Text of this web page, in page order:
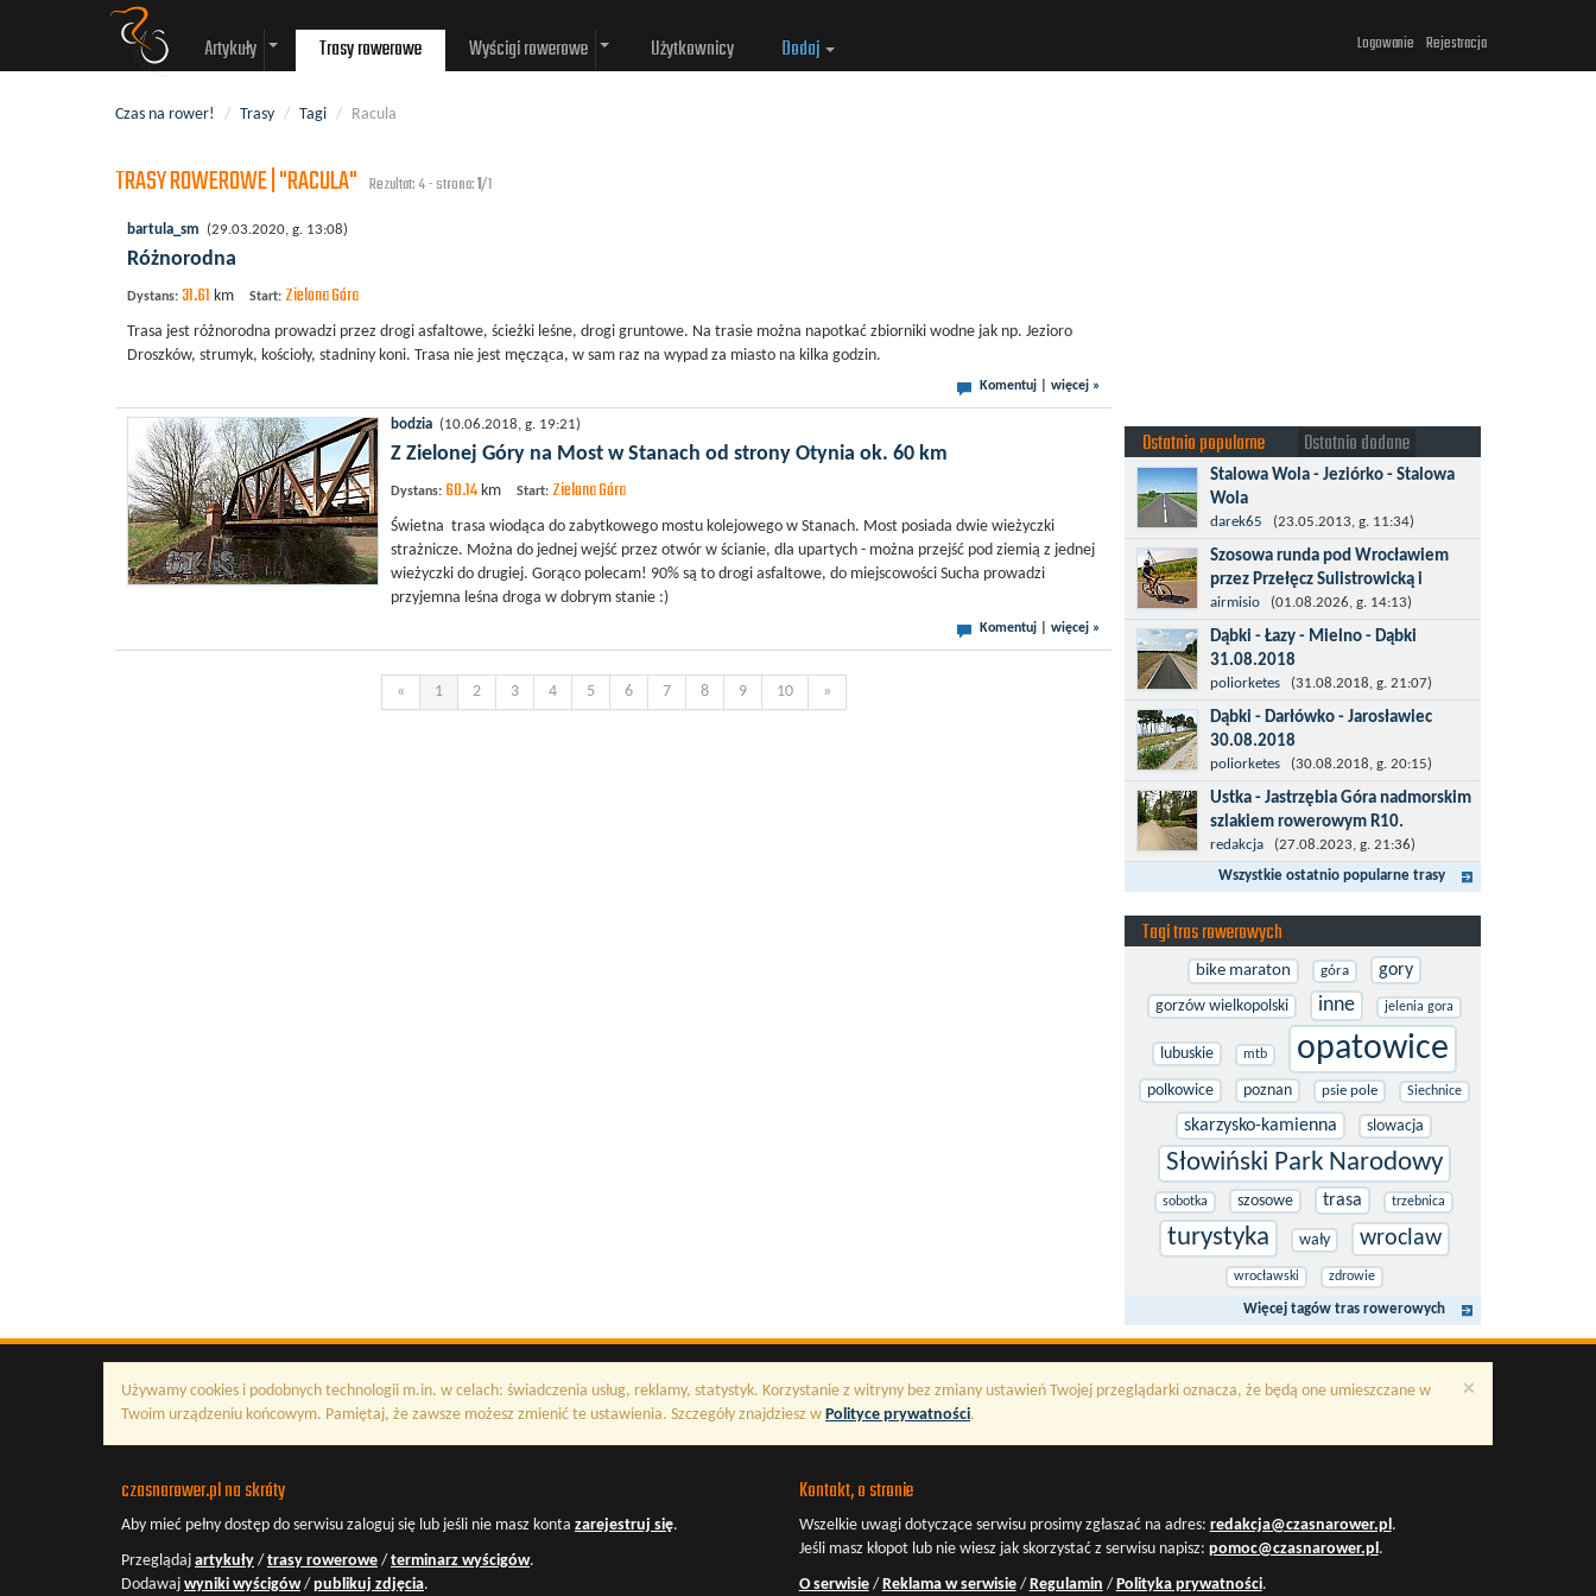
Logowanie Rejestracja
Artykuły Trasy rowerowe Wyścigi rowerowe Użytkownicy Dodaj
Czas na rower! / Trasy / Tagi / Racula
TRASY ROWEROWE | "RACULA" Rezultat: 4 - strona:1/1
bartula_sm (29.03.2020, g. 13:08)
Różnorodna
Dystans: 31.61 km Start: Zielona Góra
Trasa jest różnorodna prowadzi przez drogi asfaltowe, ścieżki leśne, drogi gruntowe. Na trasie można napotkać zbiorniki wodne jak np. Jezioro
Droszków, strumyk, kościoły, stadniny koni. Trasa nie jest męcząca, w sam raz na wypad za miasto na kilka godzin.
Komentuj więcej »
bodzia (10.06.2018, g. 19:21)
Z Zielonej Góry na Most w Stanach od strony Otynia ok. 60 km
Dystans: 60.14 km Start: Zielona Góra
Świetna trasa wiodąca do zabytkowego mostu kolejowego w Stanach. Most posiada dwie wieżyczki
strażnicze. Można do jednej wejść przez otwór w ścianie, dla upartych - można przejść pod ziemią z jednej
wieżyczki do drugiej. Gorąco polecam! 90% są to drogi asfaltowe, do miejscowości Sucha prowadzi
przyjemna leśna droga w dobrym stanie :)
Komentuj więcej »
« 1 2 3 4 5 6 7 8 9 10 »
Ostatnio popularne Ostatnio dodane
Stalowa Wola - Jeziórko - Stalowa
Wola
Taki krotki wypad troszeczkę po lesie
więcej po asfalcie , do wsi której już nie
ma , kopalni siarki również nie ma , a ci
co pamiętają okres...
darek65 (23.05.2013, g. 11:34)
Szosowa runda pod Wrocławiem
przez Przełęcz Sulistrowicką i
Mietków
Łatwa, szosowa runda pod
Wrocławiem, raczej płaska z jednym
małym podjazdem na Przełęcz
Sulistrowicką od strony Olesznej. To
trasa idealna na...
airmisio (01.08.2026, g. 14:13)
Dąbki - Łazy - Mielno - Dąbki
31.08.2018
Trasa do Łaz niemal w całości prowadzi
przez nową, asfaltową ścieżkę
rowerową (od Dąbek do Iwięcina
wzdłuż drogi 203). Niestety jest to
trasa nie...
poliorketes (31.08.2018, g. 21:07)
Dąbki - Darłówko - Jarosławiec
30.08.2018
Start w Dąbkach, dalej do Darłowa
nową ścieżką rowerową (niekiedy
pieszo-rowerową), gdzie na pierwszym
rondzie zjazd w stronę Darłówka
Zachodniego....
poliorketes (30.08.2018, g. 20:15)
Ustka - Jastrzębia Góra nadmorskim
szlakiem rowerowym R10.
Międzynarodowy Szlak Rowerowy R-
10, jest częścią sieci EuroVelo.
Prowadzi wzdłuż brzegu dookoła
Morza Bałtyckiego. Trasa liczy w sumie
ponad 8500...
redakcja (27.08.2023, g. 21:36)
Wszystkie ostatnio popularne trasy
Tagi tras rowerowych
bike maraton góra gory
gorzów wielkopolski inne jelenia gora
lubuskie mtb opatowice
polkowice poznan psie pole Siechnice
skarzysko-kamienna slowacja
Słowiński Park Narodowy
sobotka szosowe trasa trzebnica
turystyka wały wroclaw
wrocławski zdrowie
Więcej tagów tras rowerowych
×
Używamy cookies i podobnych technologii m.in. w celach: świadczenia usług, reklamy, statystyk. Korzystanie z witryny bez zmiany ustawień Twojej przeglądarki oznacza, że będą one umieszczane w
Twoim urządzeniu końcowym. Pamiętaj, że zawsze możesz zmienić te ustawienia. Szczegóły znajdziesz w Polityce prywatności.
czasnarower.pl na skróty
Aby mieć pełny dostęp do serwisu zaloguj się lub jeśli nie masz konta zarejestruj się.
Przeglądaj artykuły / trasy rowerowe / terminarz wyścigów.
Dodawaj wyniki wyścigów/ publikuj zdjęcia.
Kontakt, o stronie
Wszelkie uwagi dotyczące serwisu prosimy zgłaszać na adres: redakcja@czasnarower.pl.
Jeśli masz kłopot lub nie wiesz jak skorzystać z serwisu napisz: pomoc@czasnarower.pl.
O serwisie/ Reklama w serwisie/ Regulamin / Polityka prywatności.